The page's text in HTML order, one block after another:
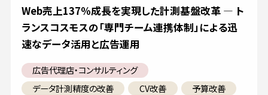
Web売上137％成長を実現した計測基盤改革 ― ト
ランスコスモスの「専門チーム連携体制」による迅
速なデータ活用と広告運用
広告代理店・コンサルティング
データ計測精度の改善
CV改善
予算改善